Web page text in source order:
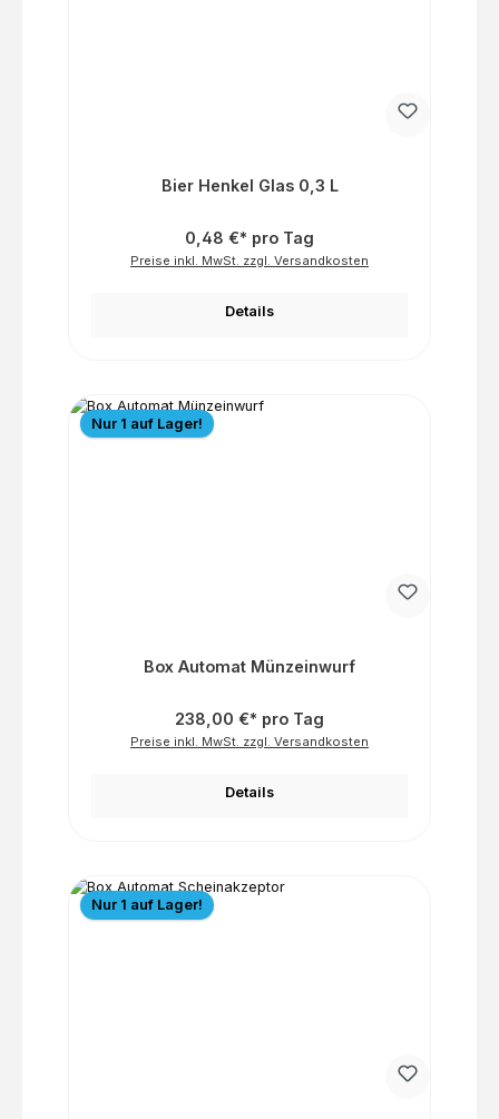
Bier Henkel Glas 0,3 L
0,48 €* pro Tag
Preise inkl. MwSt. zzgl. Versandkosten
Details
Nur 1 auf Lager!
Box Automat Münzeinwurf
238,00 €* pro Tag
Preise inkl. MwSt. zzgl. Versandkosten
Details
Nur 1 auf Lager!